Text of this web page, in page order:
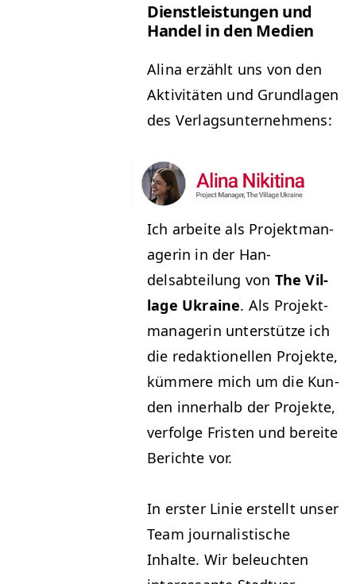
Dien­stleis­tun­gen und
Han­del in den Medien
Ali­na erzählt uns von den
Aktiv­itäten und Grund­la­gen
des Verlagsunternehmens:
Ich arbeite als Pro­jek­t­man­
agerin in der Han­
delsabteilung von The Vil­
lage Ukraine. Als Pro­jek­t­
man­agerin unter­stütze ich
die redak­tionellen Pro­jek­te,
küm­mere mich um die Kun­
den inner­halb der Pro­jek­te,
ver­folge Fris­ten und bere­ite
Berichte vor.
In erster Lin­ie erstellt unser
Team jour­nal­is­tis­che
Inhalte. Wir beleucht­en